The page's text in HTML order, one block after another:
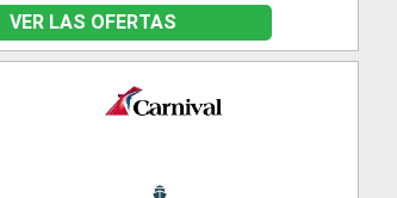
VER LAS OFERTAS